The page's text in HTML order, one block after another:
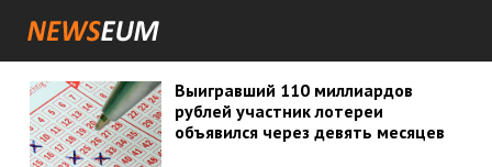
Выигравший 110 миллиардов
рублей участник лотереи
объявился через девять месяцев